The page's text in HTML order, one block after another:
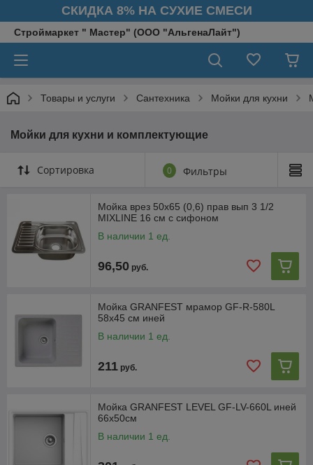
СКИДКА 8% НА СУХИЕ СМЕСИ
Строймаркет " Мастер" (ООО "АльгенаЛайт")
Товары и услуги Сантехника Мойки для кухни
Мойки для кухни и комплектующие
Сортировка 0 Фильтры
Мойка врез 50х65 (0,6) прав вып 3 1/2
MIXLINE 16 см с сифоном
В наличии 1 ед.
96,50 руб.
Мойка GRANFEST мpaмop GF-R-580L
58х45 см иней
В наличии 1 ед.
211 руб.
Мойка GRANFEST LEVEL GF-LV-660L иней
66х50см
В наличии 1 ед.